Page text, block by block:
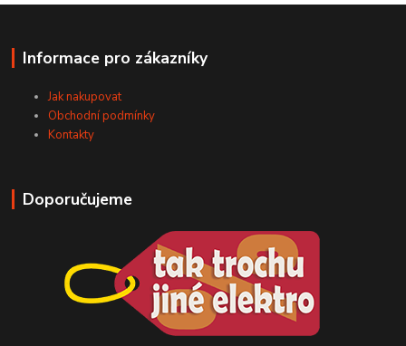
Informace pro zákazníky
Jak nakupovat
Obchodní podmínky
Kontakty
Doporučujeme